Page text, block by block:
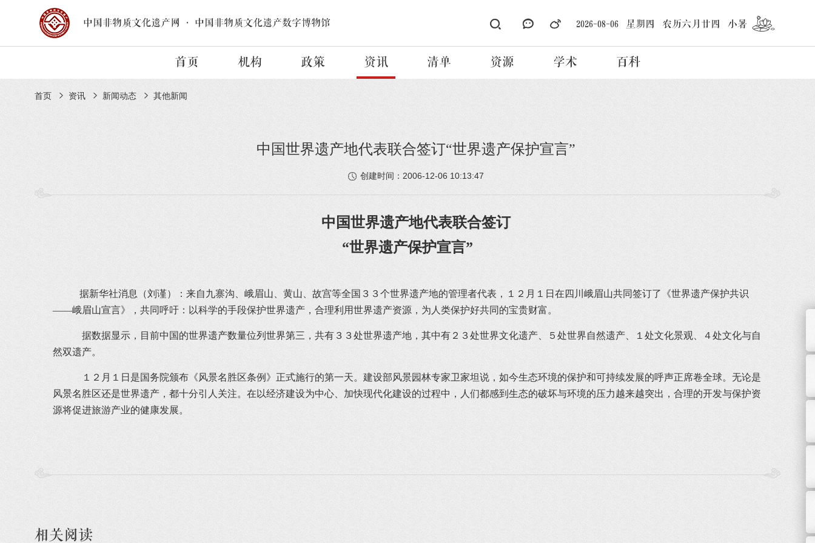
中国非物质文化遗产网 · 中国非物质文化遗产数字博物馆 2026-08-06 星期四 农历六月廿四 小暑
首页 机构 政策 资讯 清单 资源 学术 百科
首页 资讯 新闻动态 其他新闻
中国世界遗产地代表联合签订“世界遗产保护宣言”
创建时间： 2006-12-06 10:13:47
中国世界遗产地代表联合签订
“世界遗产保护宣言”
据新华社消息（刘谨）：来自九寨沟、峨眉山、黄山、故宫等全国３３个世界遗产地的管理者代表，１２月１日在四川峨眉山共同签订了《世界遗产保护共识
――峨眉山宣言》，共同呼吁：以科学的手段保护世界遗产，合理利用世界遗产资源，为人类保护好共同的宝贵财富。
据数据显示，目前中国的世界遗产数量位列世界第三，共有３３处世界遗产地，其中有２３处世界文化遗产、５处世界自然遗产、１处文化景观、４处文化与自
然双遗产。
１２月１日是国务院颁布《风景名胜区条例》正式施行的第一天。建设部风景园林专家卫家坦说，如今生态环境的保护和可持续发展的呼声正席卷全球。无论是
风景名胜区还是世界遗产，都十分引人关注。在以经济建设为中心、加快现代化建设的过程中，人们都感到生态的破坏与环境的压力越来越突出，合理的开发与保护资
源将促进旅游产业的健康发展。
相关阅读